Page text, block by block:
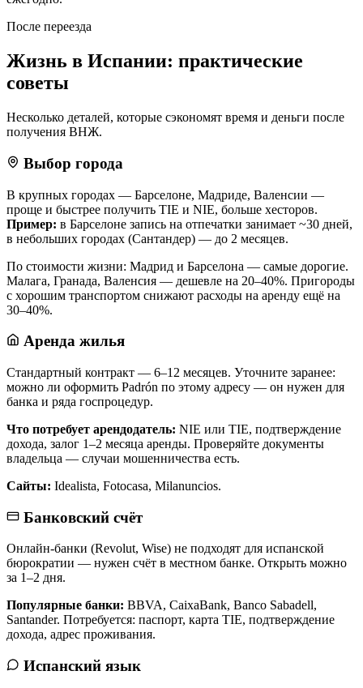
После переезда
Жизнь в Испании: практические
советы
Несколько деталей, которые сэкономят время и деньги после
получения ВНЖ.
Выбор города
В крупных городах — Барселоне, Мадриде, Валенсии —
проще и быстрее получить TIE и NIE, больше хесторов.
Пример: в Барселоне запись на отпечатки занимает ~30 дней,
в небольших городах (Сантандер) — до 2 месяцев.
По стоимости жизни: Мадрид и Барселона — самые дорогие.
Малага, Гранада, Валенсия — дешевле на 20–40%. Пригороды
с хорошим транспортом снижают расходы на аренду ещё на
30–40%.
Аренда жилья
Стандартный контракт — 6–12 месяцев. Уточните заранее:
можно ли оформить Padrón по этому адресу — он нужен для
банка и ряда госпроцедур.
Что потребует арендодатель: NIE или TIE, подтверждение
дохода, залог 1–2 месяца аренды. Проверяйте документы
владельца — случаи мошенничества есть.
Сайты: Idealista, Fotocasa, Milanuncios.
Банковский счёт
Онлайн-банки (Revolut, Wise) не подходят для испанской
бюрократии — нужен счёт в местном банке. Открыть можно
за 1–2 дня.
Популярные банки: BBVA, CaixaBank, Banco Sabadell,
Santander. Потребуется: паспорт, карта TIE, подтверждение
дохода, адрес проживания.
Испанский язык